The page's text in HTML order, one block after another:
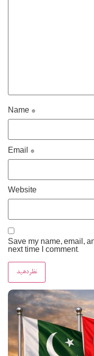
Name *
Email *
Website
Save my name, email,
next time I comment.